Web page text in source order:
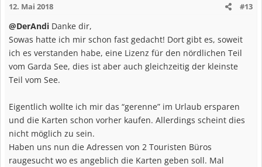
o
12. Mai 2018 #13
@DerAndi Danke dir,
Sowas hatte ich mir schon fast gedacht! Dort gibt es, soweit
ich es verstanden habe, eine Lizenz für den nördlichen Teil
vom Garda See, dies ist aber auch gleichzeitig der kleinste
Teil vom See.
Eigentlich wollte ich mir das “gerenne” im Urlaub ersparen
und die Karten schon vorher kaufen. Allerdings scheint dies
nicht möglich zu sein.
Haben uns nun die Adressen von 2 Touristen Büros
raugesucht wo es angeblich die Karten geben soll. Mal